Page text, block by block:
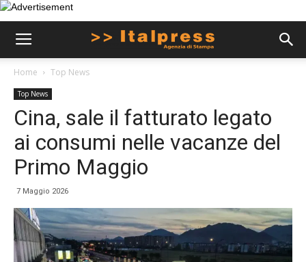
Home Top News
Top News
Cina, sale il fatturato legato
ai consumi nelle vacanze del
Primo Maggio
7 Maggio 2026